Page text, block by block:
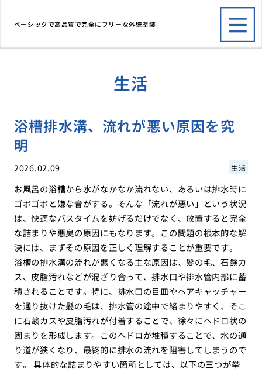
ベーシックで高品質で完全にフリーな外壁塗装
生活
浴槽排水溝、流れが悪い原因を究
明
2026.02.09 生活
お風呂の浴槽から水がなかなか流れない、あるいは排水時に
ゴボゴボと嫌な音がする。そんな「流れが悪い」という状況
は、快適なバスタイムを妨げるだけでなく、放置すると完全
な詰まりや悪臭の原因にもなります。この問題の根本的な解
決には、まずその原因を正しく理解することが重要です。
浴槽の排水溝の流れが悪くなる主な原因は、髪の毛、石鹸カ
ス、皮脂汚れなどが混ざり合って、排水口や排水管内部に蓄
積されることです。特に、排水口の目皿やヘアキャッチャー
を通り抜けた髪の毛は、排水管の途中で絡まりやすく、そこ
に石鹸カスや皮脂汚れが付着することで、徐々にヘドロ状の
固まりを形成します。このヘドロが堆積することで、水の通
り道が狭くなり、最終的に排水の流れを阻害してしまうので
す。 具体的な詰まりやすい箇所としては、以下の三つが挙